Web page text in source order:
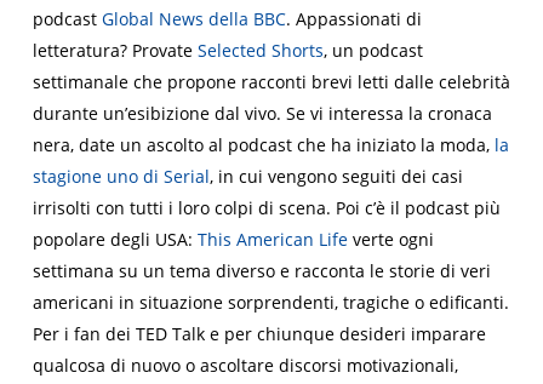
podcast Global News della BBC. Appassionati di
letteratura? Provate Selected Shorts, un podcast
settimanale che propone racconti brevi letti dalle celebrità
durante un’esibizione dal vivo. Se vi interessa la cronaca
nera, date un ascolto al podcast che ha iniziato la moda, la
stagione uno di Serial, in cui vengono seguiti dei casi
irrisolti con tutti i loro colpi di scena. Poi c’è il podcast più
popolare degli USA: This American Lifeverte ogni
settimana su un tema diverso e racconta le storie di veri
americani in situazione sorprendenti, tragiche o edificanti.
Per i fan dei TED Talk e per chiunque desideri imparare
qualcosa di nuovo o ascoltare discorsi motivazionali,